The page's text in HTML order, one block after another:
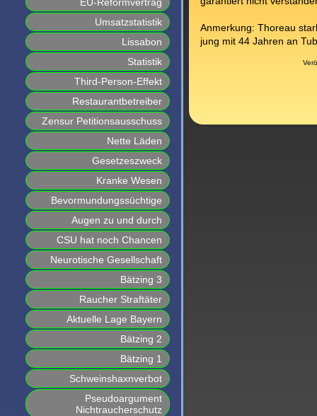
Anmerkung: Thoreau
jung mit 44 Jahren an
Umsatzstatistik
Lissabon
Statistik
Third-Person-Effekt
Restaurantbetreiber
Zensur Petitionsausschuss
Nette Läden
Gesetzeszweck
Kranke Wesen
Bevormundungssüchtige
Augen zu und durch
CSU hat noch Chancen
Neurotische Gesellschaft
Bätzing 3
Raucher Straftäter
Aktuelle Lage Bayern
Bätzing 2
Bätzing 1
Schweinshaxnverbot
Pseudoargument
Nichtraucherschutz